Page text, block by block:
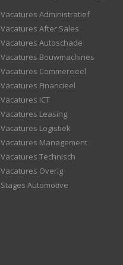
Vacatures Administratief
Vacatures After Sales
Vacatures Autoschade
Vacatures Bouwmachines
Vacatures Commercieel
Vacatures Financieel
Vacatures ICT
Vacatures Leasing
Vacatures Logistiek
Vacatures Management
Vacatures Technisch
Vacatures Overig
Stages Automotive